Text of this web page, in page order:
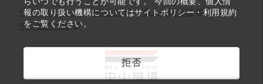
報の取り扱い機構についてはサイトポリシー・利用規約
をご覧ください。
拒否
サイトポリシー・利用規約
個人情報保護
中小機構とは